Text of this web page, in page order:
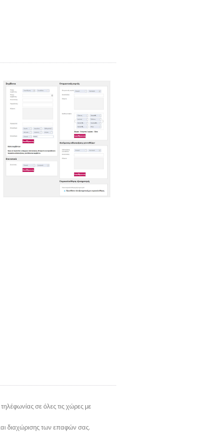
Ειδοποιήσεις
iSMS.gr Screenshots
σε όλες τις χώρες με
διαχώρισης των επαφών σας.